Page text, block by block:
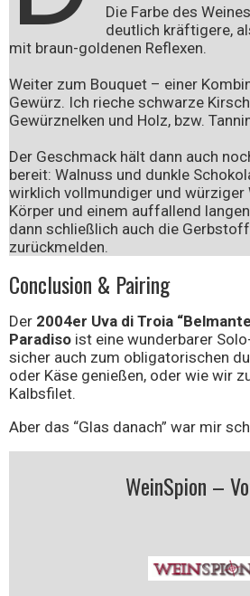
Die Farbe des
deutlich kräftigere,
mit braun-goldenen Reflexen.
Weiter zum Bouquet – einer
Gewürz. Ich rieche schwarze
Gewürznelken und Holz, bzw.
Der Geschmack hält dann auch
bereit: Walnuss und dunkle
wirklich vollmundiger und würziger
Körper und einem auffallend
dann schließlich auch die
zurückmelden.
Conclusion & Pairing
Der 2004er Uva di Troia
Paradiso ist eine wunderbarer
sicher auch zum obligatorischen
oder Käse genießen, oder wie wir
Kalbsfilet.
Aber das “Glas danach” war mir
WeinSpion –